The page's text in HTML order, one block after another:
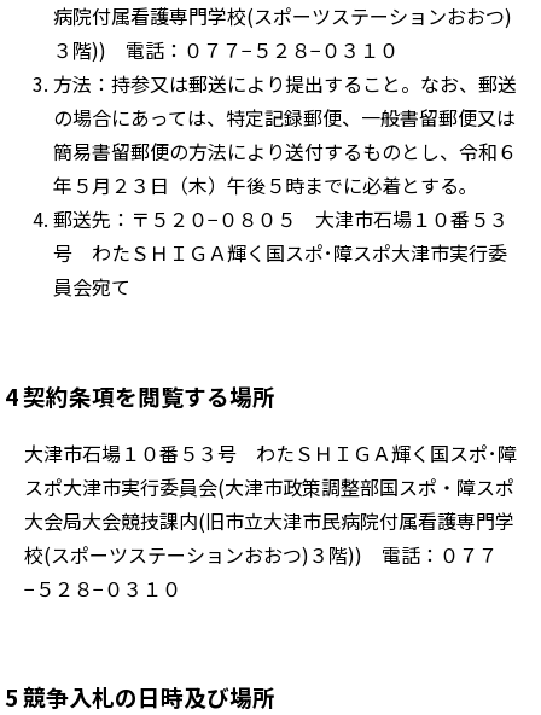
病院付属看護専門学校(スポーツステーションおおつ)
３階)) 電話：０７７−５２８−０３１０
方法：持参又は郵送により提出すること。なお、郵送
の場合にあっては、特定記録郵便、一般書留郵便又は
簡易書留郵便の方法により送付するものとし、令和６
年５月２３日（木）午後５時までに必着とする｡
郵送先：〒５２０−０８０５ 大津市石場１０番５３
号 わたＳＨＩＧＡ輝く国スポ･障スポ大津市実行委
員会宛て
4 契約条項を閲覧する場所
大津市石場１０番５３号 わたＳＨＩＧＡ輝く国スポ･障
スポ大津市実行委員会(大津市政策調整部国スポ・障スポ
大会局大会競技課内(旧市立大津市民病院付属看護専門学
校(スポーツステーションおおつ)３階)) 電話：０７７
−５２８−０３１０
5 競争入札の日時及び場所